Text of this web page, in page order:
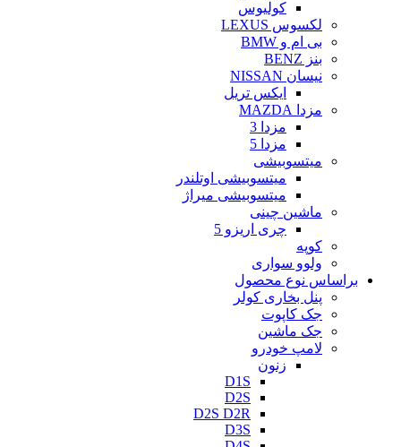
کولیوس
لکسوس LEXUS
بی ام و BMW
بنز BENZ
نیسان NISSAN
ایکس تریل
مزدا MAZDA
مزدا 3
مزدا 5
میتسوبیشی
میتسوبیشی اوتلندر
میتسوبیشی میراژ
ماشین چینی
چری اریزو 5
کوپه
ولوو سواری
براساس نوع محصول
پنل بخاری کولر
جک کاپوت
جک ماشین
لامپ خودرو
زنون
D1S
D2S
D2S D2R
D3S